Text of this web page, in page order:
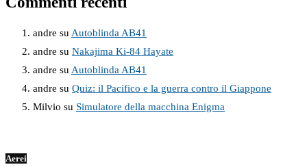
andre su Autoblinda AB41
andre su Nakajima Ki-84 Hayate
andre su Autoblinda AB41
andre su Quiz: il Pacifico e la guerra contro il Giappone
Milvio su Simulatore della macchina Enigma
Aerei